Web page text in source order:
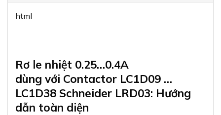
html
Rơ le nhiệt 0.25…0.4A
dùng với Contactor LC1D09 …
LC1D38 Schneider LRD03: Hướng
dẫn toàn diện